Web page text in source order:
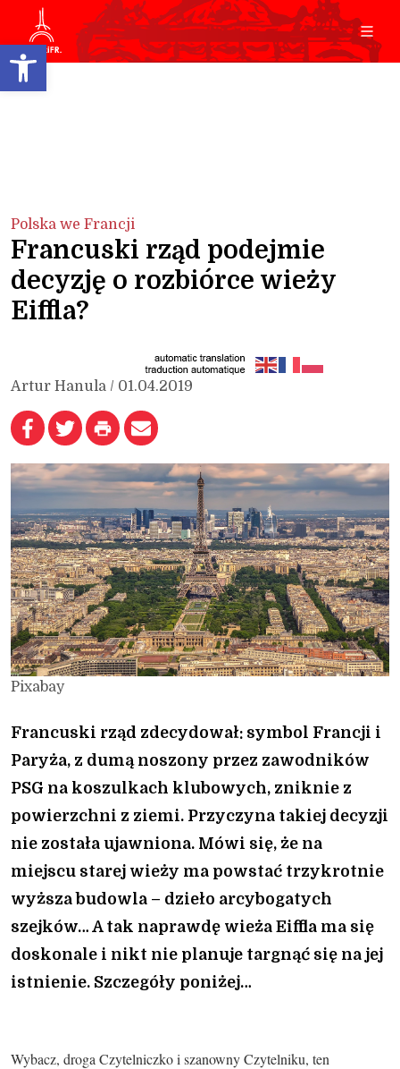
Open toolbar
Polska we Francji
Francuski rząd podejmie
decyzję o rozbiórce wieży
Eiffla?
Artur Hanula / 01.04.2019
Pixabay
Francuski rząd zdecydował: symbol Francji i
Paryża, z dumą noszony przez zawodników
PSG na koszulkach klubowych, zniknie z
powierzchni z ziemi. Przyczyna takiej decyzji
nie została ujawniona. Mówi się, że na
miejscu starej wieży ma powstać trzykrotnie
wyższa budowla – dzieło arcybogatych
szejków… A tak naprawdę wieża Eiffla ma się
doskonale i nikt nie planuje targnąć się na jej
istnienie. Szczegóły poniżej…
Wybacz, droga Czytelniczko i szanowny Czytelniku, ten